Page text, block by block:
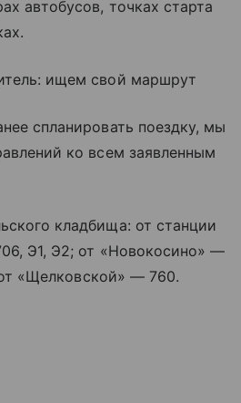
автобусов, точках старта
ищем свой маршрут
спланировать поездку, мы
ко всем заявленным
кладбища: от станции
Э1, Э2; от «Новокосино» —
«Щелковской» — 760.